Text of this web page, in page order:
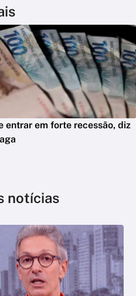
entrar em forte recessão, diz
notícias